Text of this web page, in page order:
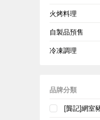
火烤料理
自製品預售
冷凍調理
品牌分類
[龔記]網室